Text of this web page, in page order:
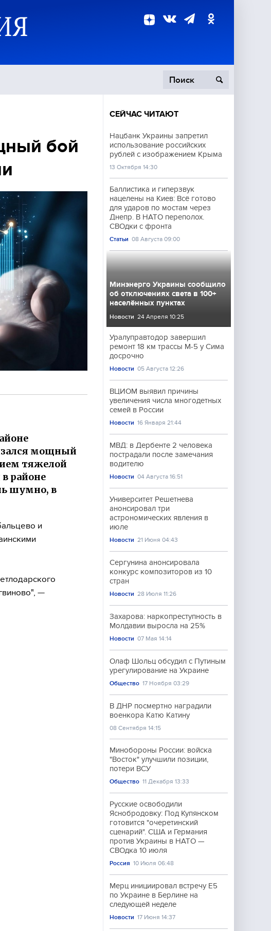
Происшествия
бой
мощный
тяжелой
районе
шумно, в
и
—
СЕЙЧАС ЧИТАЮТ
Нацбанк Украины запретил
использование российских
рублей с изображением Крыма
13 Октября 14:30
Баллистика и гиперзвук
нацелены на Киев: Всё готово
для ударов по мостам через
Днепр. В НАТО переполох.
СВОдки с фронта
Статьи 08 Августа 09:00
Минэнерго Украины сообщило
об отключениях света в 100+
населённых пунктах
Новости 24 Апреля 10:25
Уралуправтодор завершил
ремонт 18 км трассы М-5 у Сима
досрочно
Новости 05 Августа 12:26
ВЦИОМ выявил причины
увеличения числа многодетных
семей в России
Новости 16 Января 21:44
МВД: в Дербенте 2 человека
пострадали после замечания
водителю
Новости 04 Августа 16:51
Университет Решетнева
анонсировал три
астрономических явления в
июле
Новости 21 Июня 04:43
Сергунина анонсировала
конкурс композиторов из 10
стран
Новости 28 Июля 11:26
Захарова: наркопреступность в
Молдавии выросла на 25%
Новости 07 Мая 14:14
Олаф Шольц обсудил с Путиным
урегулирование на Украине
Общество 17 Ноября 03:29
В ДНР посмертно наградили
военкора Катю Катину
08 Сентября 14:15
Минобороны России: войска
"Восток" улучшили позиции,
потери ВСУ
Общество 11 Декабря 13:33
Русские освободили
Яснобродовку: Под Купянском
готовится "очеретинский
сценарий". США и Германия
против Украины в НАТО —
СВОдка 10 июля
Россия 10 Июля 06:48
Мерц инициировал встречу E5
по Украине в Берлине на
следующей неделе
Новости 17 Июня 14:37